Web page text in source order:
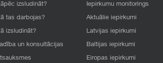
izsludināt?
tas darbojas?
izsludināt?
un konsultācijas
Iepirkumu monitorings
Aktuālie iepirkumi
Latvijas iepirkumi
Baltijas iepirkumi
Eiropas iepirkumi